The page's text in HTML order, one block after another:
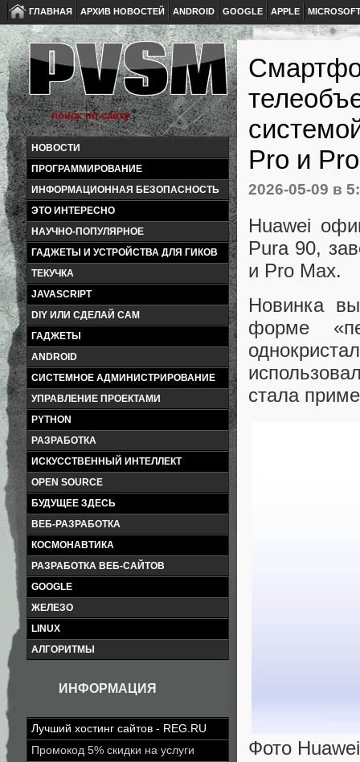
ГЛАВНАЯ АРХИВ НОВОСТЕЙ ANDROID GOOGLE APPLE
НОВОСТИ
ПРОГРАММИРОВАНИЕ
ИНФОРМАЦИОННАЯ БЕЗОПАСНОСТЬ
ЭТО ИНТЕРЕСНО
НАУЧНО-ПОПУЛЯРНОЕ
ГАДЖЕТЫ И УСТРОЙСТВА ДЛЯ ГИКОВ
ТЕКУЧКА
JAVASCRIPT
DIY ИЛИ СДЕЛАЙ САМ
ГАДЖЕТЫ
ANDROID
СИСТЕМНОЕ АДМИНИСТРИРОВАНИЕ
УПРАВЛЕНИЕ ПРОЕКТАМИ
PYTHON
РАЗРАБОТКА
ИСКУССТВЕННЫЙ ИНТЕЛЛЕКТ
OPEN SOURCE
БУДУЩЕЕ ЗДЕСЬ
ВЕБ-РАЗРАБОТКА
КОСМОНАВТИКА
РАЗРАБОТКА ВЕБ-САЙТОВ
GOOGLE
ЖЕЛЕЗО
LINUX
АЛГОРИТМЫ
ИНФОРМАЦИЯ
Лучший хостинг сайтов - REG.RU
Промокод 5% скидки на услуги
Pro и
2026-05-09 в
Huawei
Pura 90,
и Pro Max.
Новинка
форме
стала
Фото Huawei